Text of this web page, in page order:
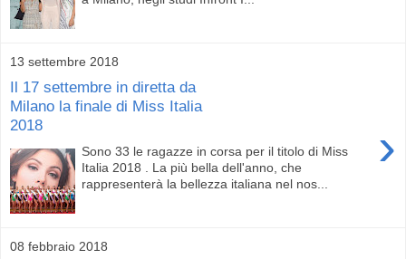
13 settembre 2018
Il 17 settembre in diretta da
Milano la finale di Miss Italia
2018
›
Sono 33 le ragazze in corsa per il titolo di Miss
Italia 2018 . La più bella dell'anno, che
rappresenterà la bellezza italiana nel nos...
08 febbraio 2018